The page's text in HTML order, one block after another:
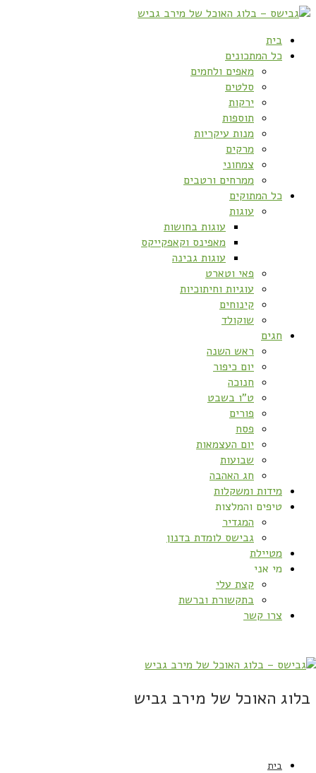
בית
כל המתכונים
מאפים ולחמים
סלטים
ירקות
תוספות
מנות עיקריות
מרקים
צמחוני
ממרחים ורטבים
כל המתוקים
עוגות
עוגות בחושות
מאפינס וקאפקייקס
עוגות גבינה
פאי וטארט
עוגיות וחיתוכיות
קינוחים
שוקולד
חגים
ראש השנה
יום כיפור
חנוכה
ט”ו בשבט
פורים
פסח
יום העצמאות
שבועות
חג האהבה
מידות ומשקלות
טיפים והמלצות
המגדיר
גבישס לומדת בדנון
מטיילת
מי אני
קצת עלי
בתקשורת וברשת
צרו קשר
בלוג האוכל של מירב גביש
בית